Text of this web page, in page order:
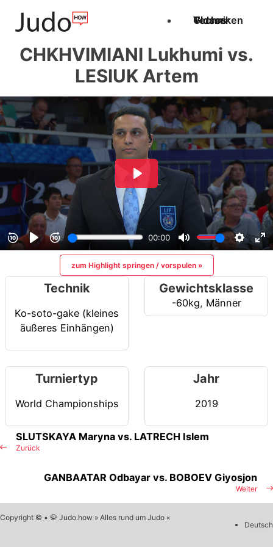
Techniken
Videos
Glossar
CHKHVIMIANI Lukhumi vs.
LESIUK Artem
zum Highlight springen / vorspulen »
Technik
Ko-soto-gake (kleines
äußeres Einhängen)
Gewichtsklasse
-60kg, Männer
Turniertyp
World Championships
Jahr
2019
Zurück
SLUTSKAYA Maryna vs. LATRECH Islem
Weiter
GANBAATAR Odbayar vs. BOBOEV Giyosjon
Copyright © • 🥋 Judo.how » Alles rund um Judo «
Deutsch